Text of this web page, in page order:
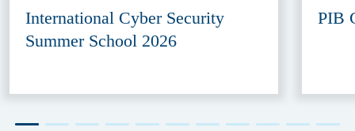
International Cyber Security
Summer School 2026
PIB